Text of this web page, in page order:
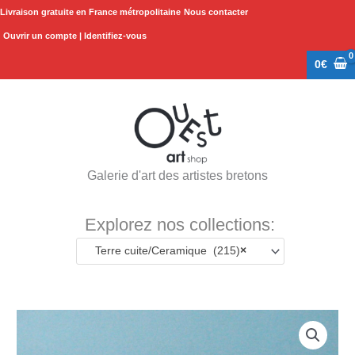
Aller
Livraison gratuite en France métropolitaine Nous contacter
Ouvrir un compte | Identifiez-vous
0€
Galerie d'art des artistes bretons
Explorez nos collections:
×
Terre cuite/Ceramique (215)